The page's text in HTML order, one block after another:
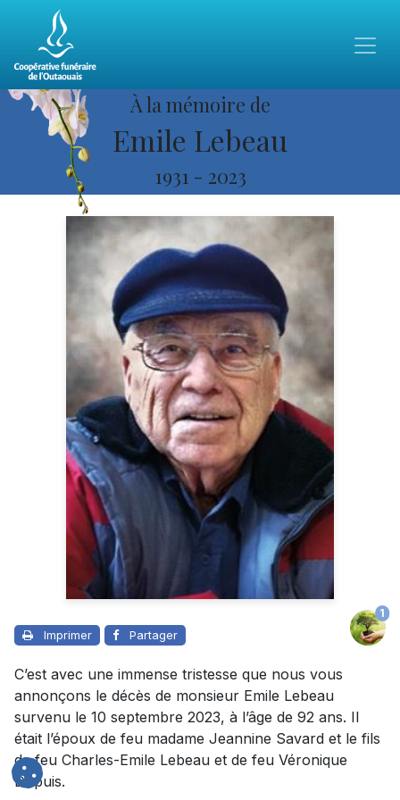
À la mémoire de
Emile Lebeau
1931 - 2023
Imprimer Partager
1
C’est avec une immense tristesse que nous vous
annonçons le décès de monsieur Emile Lebeau
survenu le 10 septembre 2023, à l’âge de 92 ans. Il
était l’époux de feu madame Jeannine Savard et le fils
de feu Charles-Emile Lebeau et de feu Véronique
Dupuis.